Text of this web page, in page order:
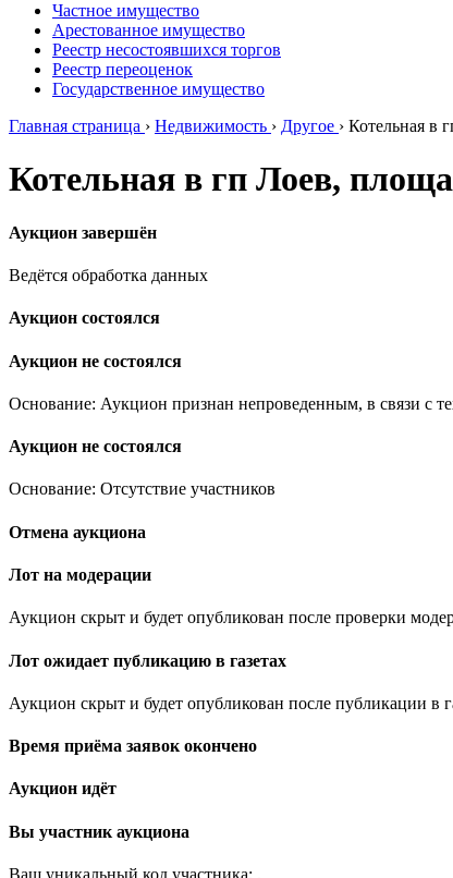
Частное имущество
Арестованное имущество
Реестр несостоявшихся торгов
Реестр переоценок
Государственное имущество
Главная страница › Недвижимость › Другое › Котельная в
Котельная в гп Лоев,
Аукцион завершён
Ведётся обработка данных
Аукцион состоялся
Аукцион не состоялся
Основание: Аукцион признан непроведенным, в связи с
Аукцион не состоялся
Основание: Отсутствие участников
Отмена аукциона
Лот на модерации
Аукцион скрыт и будет опубликован после проверки
Лот ожидает публикацию в газетах
Аукцион скрыт и будет опубликован после публикации в
Время приёма заявок окончено
Аукцион идёт
Вы участник аукциона
Ваш уникальный код участника: .